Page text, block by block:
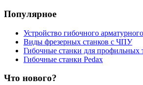
Популярное
Устройство гибочного
Виды фрезерных станков с ЧПУ
Гибочные станки для профильных
Гибочные станки Pedax
Что нового?